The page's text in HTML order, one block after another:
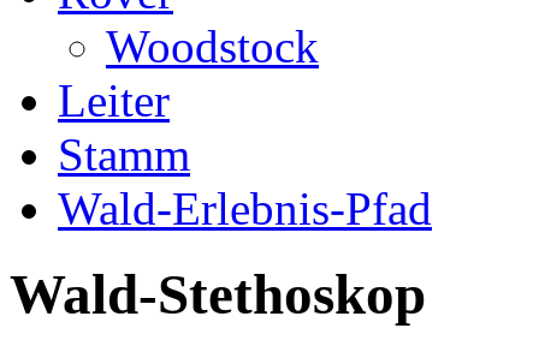
Woodstock
Leiter
Stamm
Wald-Erlebnis-Pfad
Wald-Stethoskop